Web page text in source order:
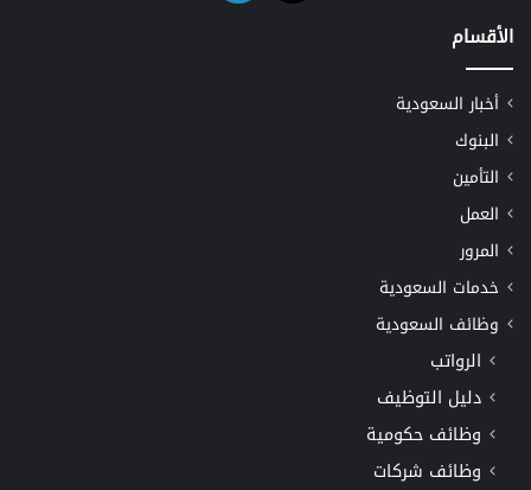
الأقسام
أخبار السعودية
البنوك
التأمين
العمل
المرور
خدمات السعودية
وظائف السعودية
الرواتب
دليل التوظيف
وظائف حكومية
وظائف شركات